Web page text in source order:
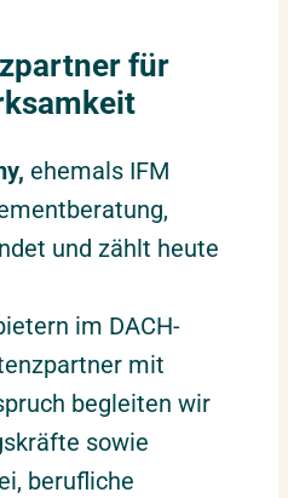
für
ehemals IFM
und zählt heute
im DACH-
mit
begleiten wir
sowie
berufliche